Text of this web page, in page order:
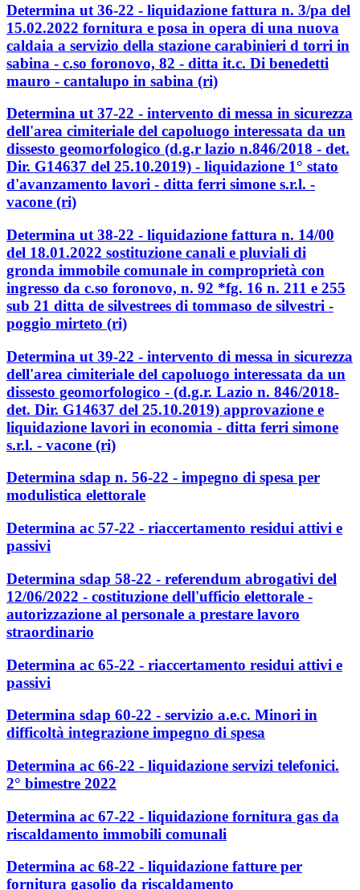
Determina ut 36-22 - liquidazione fattura n. 3/pa del
15.02.2022 fornitura e posa in opera di una nuova
caldaia a servizio della stazione carabinieri d torri in
sabina - c.so foronovo, 82 - ditta it.c. Di benedetti
mauro - cantalupo in sabina (ri)
Determina ut 37-22 - intervento di messa in sicurezza
dell'area cimiteriale del capoluogo interessata da un
dissesto geomorfologico (d.g.r lazio n.846/2018 - det.
Dir. G14637 del 25.10.2019) - liquidazione 1° stato
d'avanzamento lavori - ditta ferri simone s.r.l. -
vacone (ri)
Determina ut 38-22 - liquidazione fattura n. 14/00
del 18.01.2022 sostituzione canali e pluviali di
gronda immobile comunale in comproprietà con
ingresso da c.so foronovo, n. 92 *fg. 16 n. 211 e 255
sub 21 ditta de silvestrees di tommaso de silvestri -
poggio mirteto (ri)
Determina ut 39-22 - intervento di messa in sicurezza
dell'area cimiteriale del capoluogo interessata da un
dissesto geomorfologico - (d.g.r. Lazio n. 846/2018-
det. Dir. G14637 del 25.10.2019) approvazione e
liquidazione lavori in economia - ditta ferri simone
s.r.l. - vacone (ri)
Determina sdap n. 56-22 - impegno di spesa per
modulistica elettorale
Determina ac 57-22 - riaccertamento residui attivi e
passivi
Determina sdap 58-22 - referendum abrogativi del
12/06/2022 - costituzione dell'ufficio elettorale -
autorizzazione al personale a prestare lavoro
straordinario
Determina ac 65-22 - riaccertamento residui attivi e
passivi
Determina sdap 60-22 - servizio a.e.c. Minori in
difficoltà integrazione impegno di spesa
Determina ac 66-22 - liquidazione servizi telefonici.
2° bimestre 2022
Determina ac 67-22 - liquidazione fornitura gas da
riscaldamento immobili comunali
Determina ac 68-22 - liquidazione fatture per
fornitura gasolio da riscaldamento